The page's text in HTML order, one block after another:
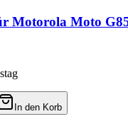
Motorola Moto
In den Korb